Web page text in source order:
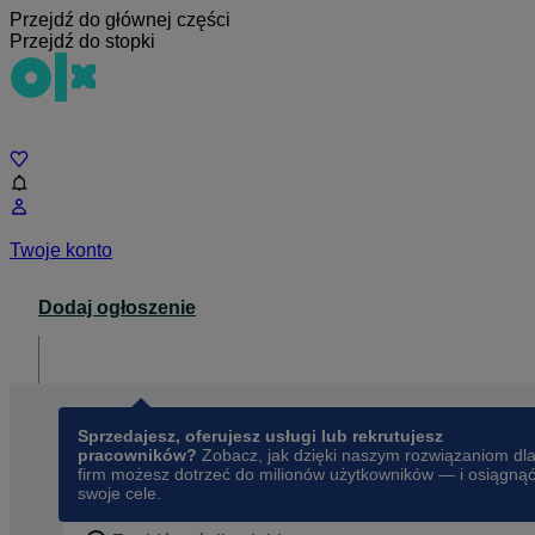
Przejdź do głównej części
Przejdź do stopki
Twoje konto
Dodaj ogłoszenie
Sprzedajesz, oferujesz usługi lub rekrutujesz
pracowników? Zobacz, jak dzięki naszym rozwiązaniom dla
firm możesz dotrzeć do milionów użytkowników — i osiągnąć
swoje cele.